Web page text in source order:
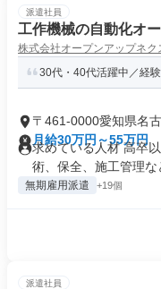
派遣社員
工作機械の自動化オ
株式会社オープンアップネク
30代・40代活躍中／経
〒461-0000愛知県名
月給30万円～55万円
求めている人材 高卒
術、保全、施工管理な
無期雇用派遣 +19個
派遣社員